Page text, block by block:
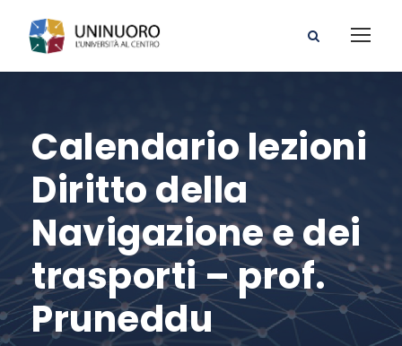
Calendario lezioni
Diritto della
Navigazione e dei
trasporti – prof.
Pruneddu